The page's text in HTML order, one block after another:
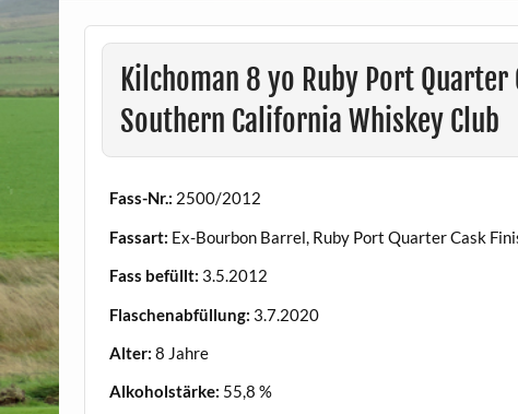
Kilchoman 8 yo Ruby Port
Southern California Whiskey Club
Fass-Nr.: 2500/2012
Fassart: Ex-Bourbon Barrel, Ruby Port Quarter Cask
Fass befüllt: 3.5.2012
Flaschenabfüllung: 3.7.2020
Alter: 8 Jahre
Alkoholstärke: 55,8 %